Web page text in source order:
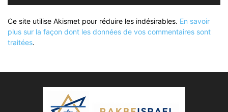
Ce site utilise Akismet pour réduire les indésirables. En savoir
plus sur la façon dont les données de vos commentaires sont
traitées.